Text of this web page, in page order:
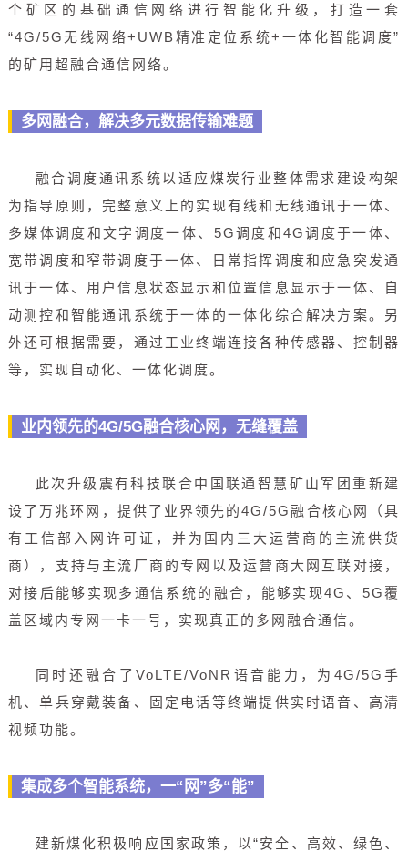
个矿区的基础通信网络进行智能化升级，打造一套
“4G/5G无线网络+UWB精准定位系统+一体化智能调度”
的矿用超融合通信网络。
多网融合，解决多元数据传输难题
融合调度通讯系统以适应煤炭行业整体需求建设构架
为指导原则，完整意义上的实现有线和无线通讯于一体、
多媒体调度和文字调度一体、5G调度和4G调度于一体、
宽带调度和窄带调度于一体、日常指挥调度和应急突发通
讯于一体、用户信息状态显示和位置信息显示于一体、自
动测控和智能通讯系统于一体的一体化综合解决方案。另
外还可根据需要，通过工业终端连接各种传感器、控制器
等，实现自动化、一体化调度。
业内领先的4G/5G融合核心网，无缝覆盖
此次升级震有科技联合中国联通智慧矿山军团重新建
设了万兆环网，提供了业界领先的4G/5G融合核心网（具
有工信部入网许可证，并为国内三大运营商的主流供货
商），支持与主流厂商的专网以及运营商大网互联对接，
对接后能够实现多通信系统的融合，能够实现4G、5G覆
盖区域内专网一卡一号，实现真正的多网融合通信。
同时还融合了VoLTE/VoNR语音能力，为4G/5G手
机、单兵穿戴装备、固定电话等终端提供实时语音、高清
视频功能。
集成多个智能系统，一“网”多“能”
建新煤化积极响应国家政策，以“安全、高效、绿色、